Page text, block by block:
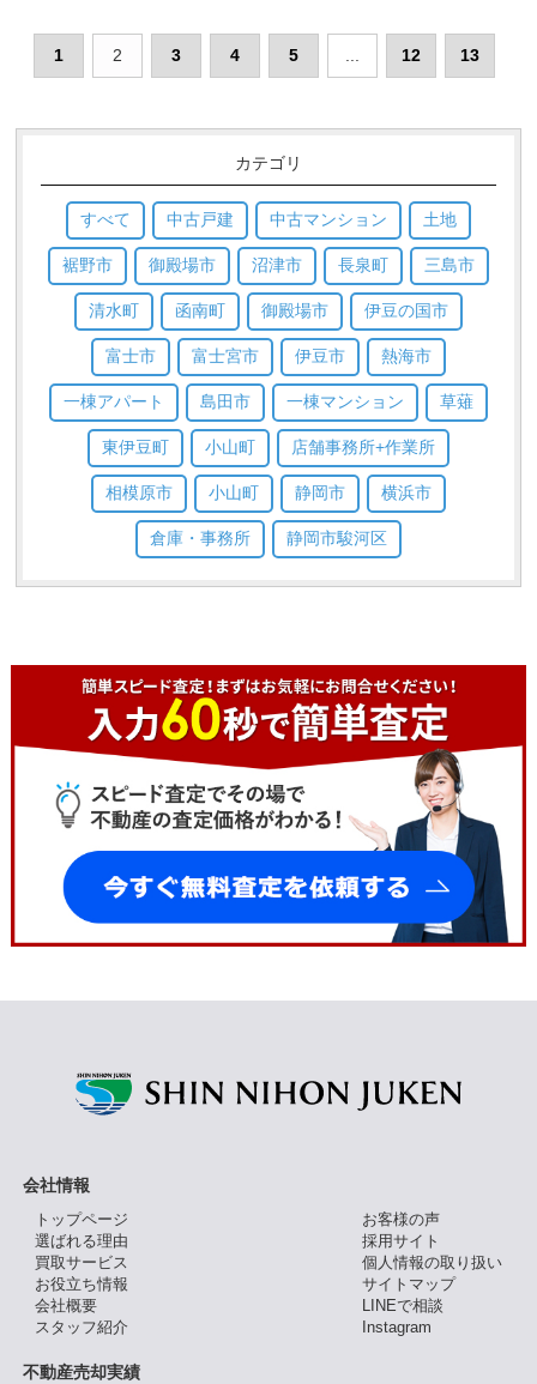
1 2 3 4 5 12 13
カテゴリ
すべて 中古戸建 中古マンション 土地
裾野市 御殿場市 沼津市 長泉町 三島市
清水町 函南町 御殿場市 伊豆の国市
富士市 富士宮市 伊豆市 熱海市
一棟アパート 島田市 一棟マンション 草薙
東伊豆町 小山町 店舗事務所+作業所
相模原市 小山町 静岡市 横浜市
倉庫・事務所 静岡市駿河区
会社情報
トップページ
選ばれる理由
買取サービス
お役立ち情報
会社概要
スタッフ紹介
お客様の声
採用サイト
個人情報の取り扱い
サイトマップ
LINEで相談
Instagram
不動産売却実績